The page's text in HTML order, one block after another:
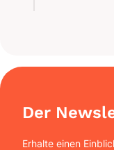
Der
Erhalte einen